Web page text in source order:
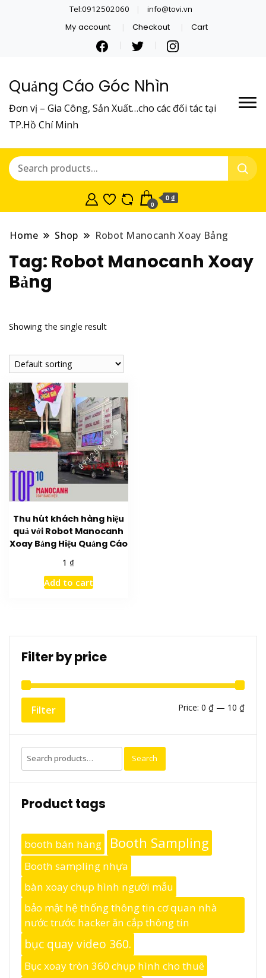
Tel:0912502060 info@tovi.vn
My account Checkout Cart
Quảng Cáo Góc Nhìn
Đơn vị – Gia Công, Sản Xuất…cho các đối tác tại
TP.Hồ Chí Minh
0
0 ₫
Home Shop Robot Manocanh Xoay Bảng
Tag: Robot Manocanh Xoay
Bảng
Showing the single result
Thu hút khách hàng hiệu
quả với Robot Manocanh
Xoay Bảng Hiệu Quảng Cáo
1 ₫
Add to cart
Filter by price
Min
Max
Filter Price: 0 ₫ — 10 ₫
Search
for:
Search
Product tags
booth bán hàng Booth Sampling
Booth sampling nhựa
bàn xoay chụp hình người mẫu
bảo mật hệ thống thông tin cơ quan nhà
nước trước hacker ăn cắp thông tin
bục quay video 360.
Bục xoay tròn 360 chụp hình cho thuê